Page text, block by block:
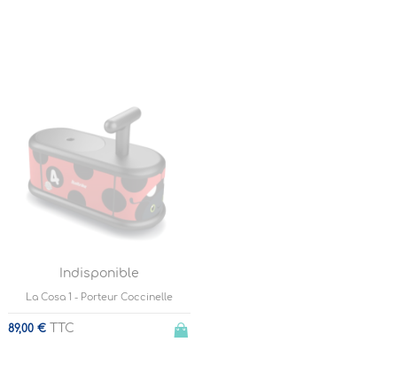
Indisponible
La Cosa 1 - Porteur Coccinelle
89,00 € TTC